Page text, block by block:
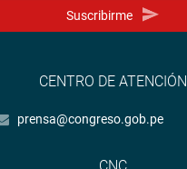
Suscribirme
CENTRO DE ATENCIÓN
prensa@congreso.gob.pe